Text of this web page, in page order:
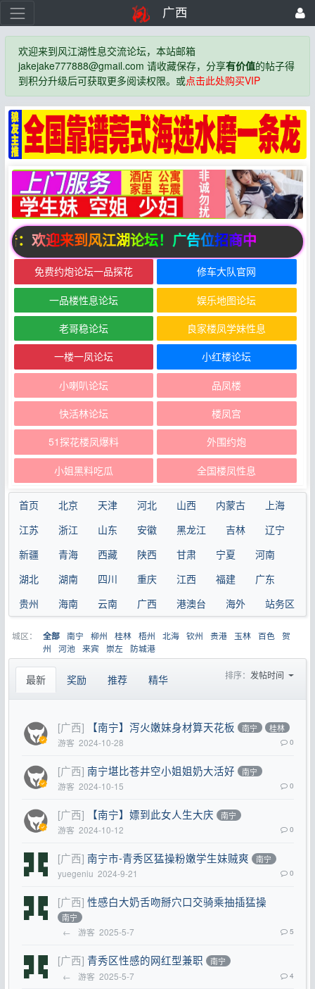
广西
欢迎来到风江湖性息交流论坛，本站邮箱
jakejake777888@gmail.com 请收藏保存，分享有价值的帖子得
到积分升级后可获取更多阅读权限。或点击此处购买VIP
：欢迎来到风江湖论坛！广告位招商中
免费约炮论坛一品探花 修车大队官网
一品楼性息论坛 娱乐地图论坛
老哥稳论坛 良家楼凤学妹性息
一楼一凤论坛 小红楼论坛
小喇叭论坛 品凤楼
快活林论坛 楼凤宫
51探花楼凤爆料 外围约炮
小姐黑料吃瓜 全国楼凤性息
首页 北京 天津 河北 山西 内蒙古
上海
江苏
浙江 山东 安徽 黑龙江 吉林
辽宁
新疆
青海 西藏 陕西 甘肃 宁夏
河南
湖北
湖南 四川 重庆 江西 福建
广东
贵州
海南 云南 广西 港澳台 海外 站务区
城区： 全部 南宁 柳州 桂林 梧州 北海 钦州 贵港 玉林 百色 贺
州
河池 来宾 崇左 防城港
最新 奖励 推荐 精华 排序： 发帖时间
[广西] 【南宁】泻火嫩妹身材算天花板 南宁 桂林
游客 2024-10-28 0
[广西] 南宁堪比苍井空小姐姐奶大活好 南宁
游客 2024-10-15 0
[广西] 【南宁】嫖到此女人生大庆 南宁
游客 2024-10-12 0
[广西] 南宁市-青秀区猛操粉嫩学生妹贼爽 南宁
yuegeniu 2024-9-21 0
[广西] 性感白大奶舌吻掰穴口交骑乘抽插猛操
南宁
← 游客 2025-5-7 5
[广西] 青秀区性感的网红型兼职 南宁
← 游客 2025-5-7 4